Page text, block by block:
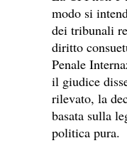
modo si
dei tribunali
diritto
Penale
il giudice
rilevato, la
basata sulla
politica pura.